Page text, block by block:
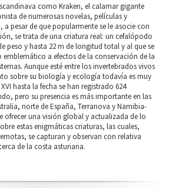
como Kraken, el calamar gigante
de numerosas novelas, películas y
pesar de que popularmente se le asocie con
se trata de una criatura real: un cefalópodo
peso y hasta 22 m de longitud total y al que se
a efectos de la conservación de la
Aunque esté entre los invertebrados vivos
sobre su biología y ecología todavía es muy
hasta la fecha se han registrado 624
pero su presencia es más importante en las
norte de España, Terranova y Namibia-
ofrecer una visión global y actualizada de lo
estas enigmáticas criaturas, las cuales,
se capturan y observan con relativa
de la costa asturiana.